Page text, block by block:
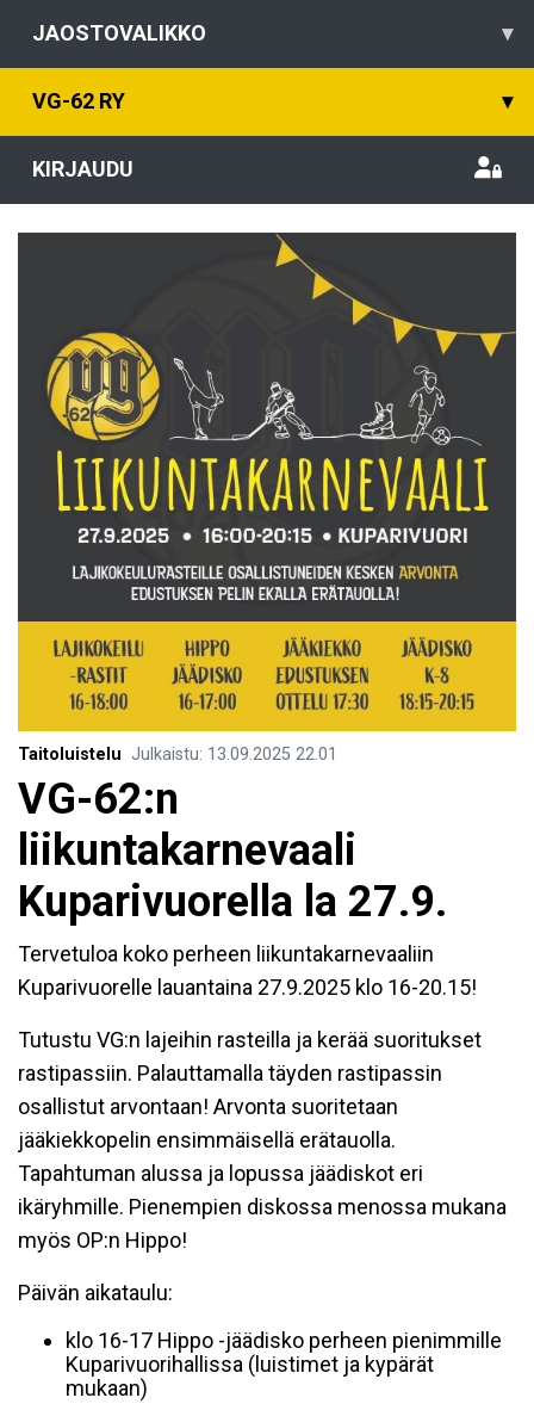
JAOSTOVALIKKO ▾
VG-62 RY ▾
KIRJAUDU
Taitoluistelu Julkaistu: 13.09.2025 22.01
VG-62:n
liikuntakarnevaali
Kuparivuorella la 27.9.
Tervetuloa koko perheen liikuntakarnevaaliin
Kuparivuorelle lauantaina 27.9.2025 klo 16-20.15!
Tutustu VG:n lajeihin rasteilla ja kerää suoritukset
rastipassiin. Palauttamalla täyden rastipassin
osallistut arvontaan! Arvonta suoritetaan
jääkiekkopelin ensimmäisellä erätauolla.
Tapahtuman alussa ja lopussa jäädiskot eri
ikäryhmille. Pienempien diskossa menossa mukana
myös OP:n Hippo!
Päivän aikataulu:
klo 16-17 Hippo -jäädisko perheen pienimmille
Kuparivuorihallissa (luistimet ja kypärät
mukaan)